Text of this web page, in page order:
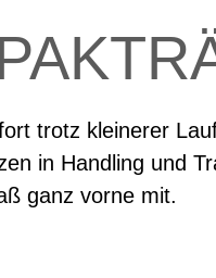
trotz kleinerer
in Handling und
ganz vorne mit.